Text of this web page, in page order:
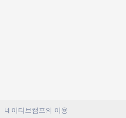
네이티브캠프의 이용